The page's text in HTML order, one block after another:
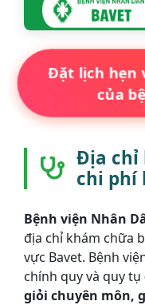
Đặt lịch hẹn
của
Địa chỉ
chi phí
Bệnh viện Nhân
địa chỉ khám chữa
vực Bavet. Bệnh
chính quy và quy tụ
giỏi chuyên môn,